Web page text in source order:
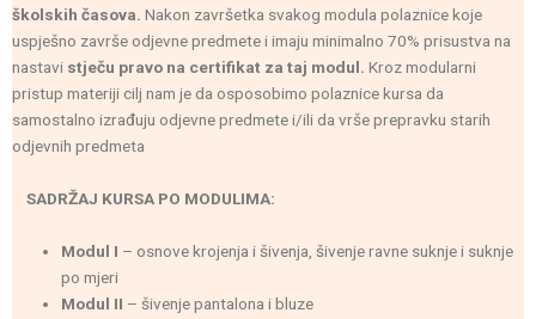
školskih časova. Nakon završetka svakog modula polaznice koje
uspješno završe odjevne predmete i imaju minimalno 70% prisustva na
nastavi stječu pravo na certifikat za taj modul. Kroz modularni
pristup materiji cilj nam je da osposobimo polaznice kursa da
samostalno izrađuju odjevne predmete i/ili da vrše prepravku starih
odjevnih predmeta
SADRŽAJ KURSA PO MODULIMA:
Modul I – osnove krojenja i šivenja, šivenje ravne suknje i suknje
po mjeri
Modul II – šivenje pantalona i bluze